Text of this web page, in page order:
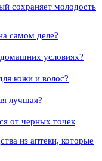
сохраняет молодость
самом деле?
условиях?
кожи и волос?
лучшая?
от черных точек
из аптеки, которые